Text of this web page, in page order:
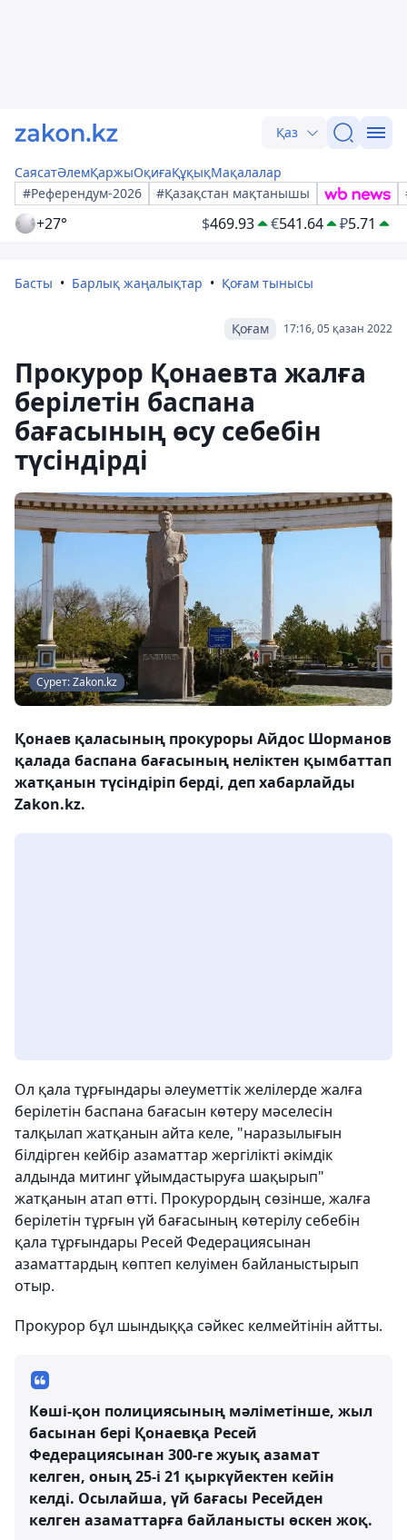
Қаз
СаясатӘлемҚаржыОқиғаҚұқықМақалалар
#Референдум-2026
#Қазақстан мақтанышы
+27° $469.93 €541.64 ₽5.71
Басты Барлық жаңалықтар Қоғам тынысы
17:16, 05 қазан 2022
Қоғам
Прокурор Қонаевта жалға
берілетін баспана
бағасының өсу себебін
түсіндірді
Сурет: Zakon.kz
Қонаев қаласының прокуроры Айдос Шорманов
қалада баспана бағасының неліктен қымбаттап
жатқанын түсіндіріп берді, деп хабарлайды
Zakon.kz.
Ол қала тұрғындары әлеуметтік желілерде жалға
берілетін баспана бағасын көтеру мәселесін
талқылап жатқанын айта келе, "наразылығын
білдірген кейбір азаматтар жергілікті әкімдік
алдында митинг ұйымдастыруға шақырып"
жатқанын атап өтті. Прокурордың сөзінше, жалға
берілетін тұрғын үй бағасының көтерілу себебін
қала тұрғындары Ресей Федерациясынан
азаматтардың көптеп келуімен байланыстырып
отыр.
Прокурор бұл шындыққа сәйкес келмейтінін айтты.
Көші-қон полициясының мәліметінше, жыл
басынан бері Қонаевқа Ресей
Федерациясынан 300-ге жуық азамат
келген, оның 25-і 21 қыркүйектен кейін
келді. Осылайша, үй бағасы Ресейден
келген азаматтарға байланысты өскен жоқ.